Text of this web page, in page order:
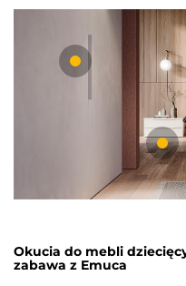
Okucia do mebli
zabawa z Emuca